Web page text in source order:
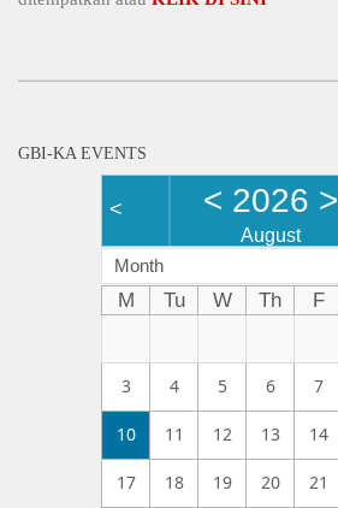
GBI-KA EVENTS
< < 2026 >
August
Month
M Tu W Th F
3 4 5 6 7
10 11 12 13 14
17 18 19 20 21